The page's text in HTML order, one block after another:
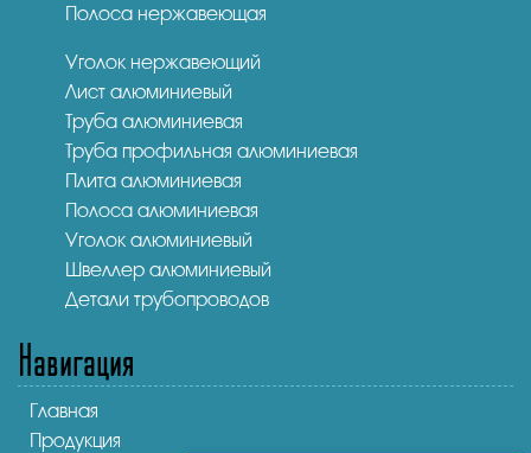
Полоса нержавеющая
Уголок нержавеющий
Лист алюминиевый
Труба алюминиевая
Труба профильная алюминиевая
Плита алюминиевая
Полоса алюминиевая
Уголок алюминиевый
Швеллер алюминиевый
Детали трубопроводов
Навигация
Главная
Продукция